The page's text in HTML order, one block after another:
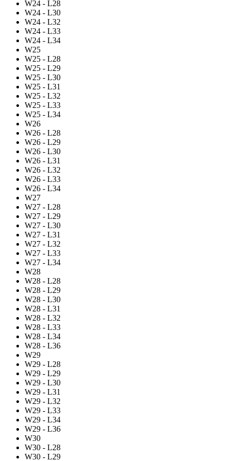
W24 - L28
W24 - L30
W24 - L32
W24 - L33
W24 - L34
W25
W25 - L28
W25 - L29
W25 - L30
W25 - L31
W25 - L32
W25 - L33
W25 - L34
W26
W26 - L28
W26 - L29
W26 - L30
W26 - L31
W26 - L32
W26 - L33
W26 - L34
W27
W27 - L28
W27 - L29
W27 - L30
W27 - L31
W27 - L32
W27 - L33
W27 - L34
W28
W28 - L28
W28 - L29
W28 - L30
W28 - L31
W28 - L32
W28 - L33
W28 - L34
W28 - L36
W29
W29 - L28
W29 - L29
W29 - L30
W29 - L31
W29 - L32
W29 - L33
W29 - L34
W29 - L36
W30
W30 - L28
W30 - L29